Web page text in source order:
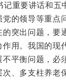
重要讲话和五
的领导等重点
突出问题，要
用。我国的现
平衡问题，必
、多支柱养老